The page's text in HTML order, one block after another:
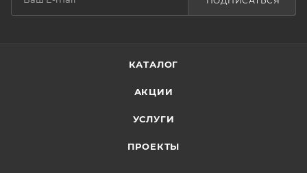
КАТАЛОГ
АКЦИИ
УСЛУГИ
ПРОЕКТЫ